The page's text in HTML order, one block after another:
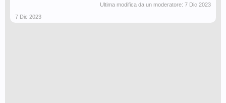
Ultima modifica da un moderatore: 7 Dic 2023
7 Dic 2023